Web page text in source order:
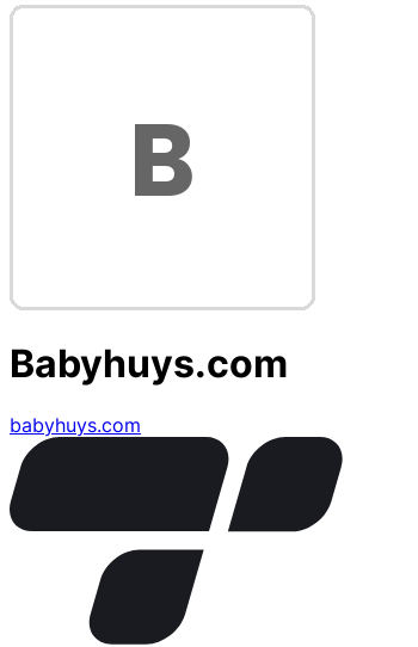
Babyhuys.com
babyhuys.com